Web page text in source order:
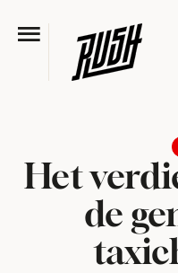
Het
de